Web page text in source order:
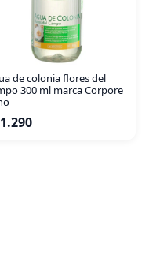
de colonia flores del
300 ml marca Corpore